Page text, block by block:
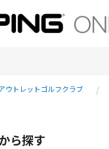
ウトレットゴルフクラブ
ら探す